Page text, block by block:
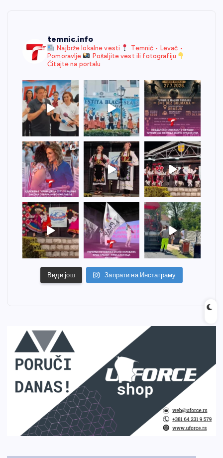
temnic.info
Najbrže lokalne vesti
Temnić • Levač •
Pomoravlje
Pošaljite vest ili fotografiju
Čitajte na portalu
Види још Запрати на Инстаграму